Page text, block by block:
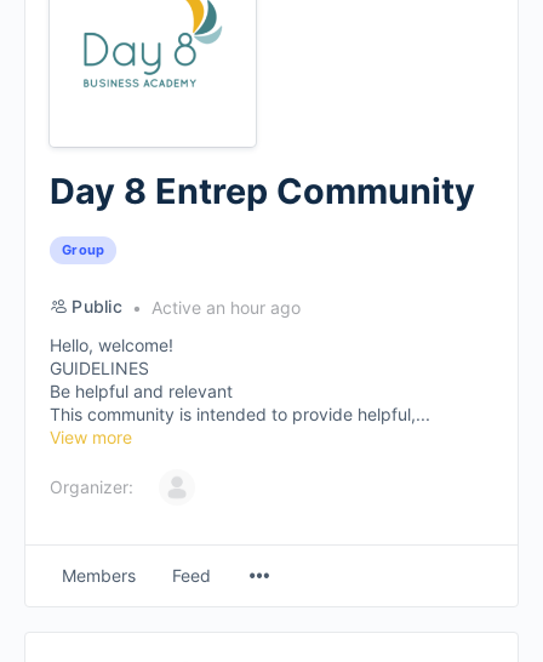
Day 8 Entrep Community
Group
Public
Active an hour ago
Hello, welcome!
GUIDELINES
Be helpful and relevant
This community is intended to provide helpful,...
View more
Organizer:
Members Feed